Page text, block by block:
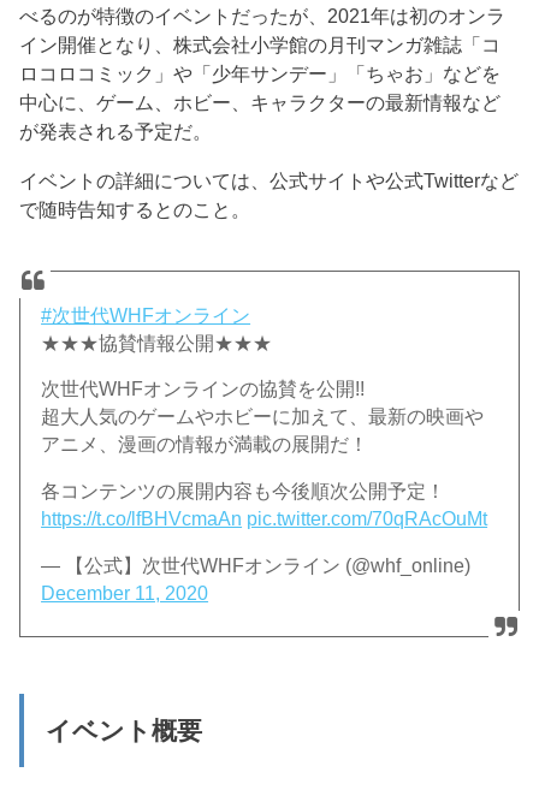
べるのが特徴のイベントだったが、2021年は初のオンラ
イン開催となり、株式会社小学館の月刊マンガ雑誌「コ
ロコロコミック」や「少年サンデー」「ちゃお」などを
中心に、ゲーム、ホビー、キャラクターの最新情報など
が発表される予定だ。
イベントの詳細については、公式サイトや公式Twitterなど
で随時告知するとのこと。
#次世代WHFオンライン
★★★協賛情報公開★★★
次世代WHFオンラインの協賛を公開!!
超大人気のゲームやホビーに加えて、最新の映画や
アニメ、漫画の情報が満載の展開だ！
各コンテンツの展開内容も今後順次公開予定！
https://t.co/lfBHVcmaAn pic.twitter.com/70qRAcOuMt
— 【公式】次世代WHFオンライン (@whf_online)
December 11, 2020
イベント概要